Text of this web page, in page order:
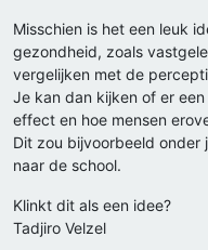
Misschien is het een leuk
gezondheid, zoals
vergelijken met de
Je kan dan kijken of er
effect en hoe mensen
Dit zou bijvoorbeeld onder
naar de school.
Klinkt dit als een idee?
Tadjiro Velzel